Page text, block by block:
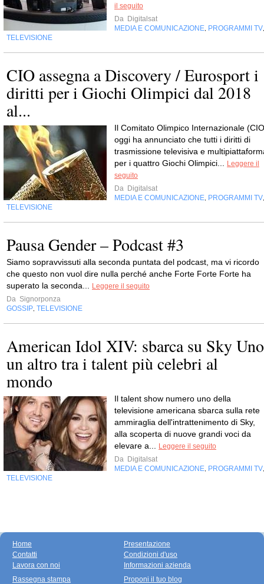
il seguito
Da Digitalsat
MEDIA E COMUNICAZIONE PROGRAMMI TV
TELEVISIONE
CIO assegna a Discovery / Eurosport i
diritti per i Giochi Olimpici dal 2018
al...
Il Comitato Olimpico Internazionale
oggi ha annunciato che tutti i diritti di
trasmissione televisiva e
per i quattro Giochi Olimpici...
Leggere il
seguito
Da Digitalsat
MEDIA E COMUNICAZIONE PROGRAMMI TV
TELEVISIONE
Pausa Gender – Podcast #3
Siamo sopravvissuti alla seconda puntata del podcast, ma vi ricordo
che questo non vuol dire nulla perché anche Forte Forte Forte ha
superato la seconda...
Leggere il seguito
Da Signorponza
GOSSIP TELEVISIONE
American Idol XIV: sbarca su Sky Uno
un altro tra i talent più celebri al
mondo
Il talent show numero uno della
televisione americana sbarca sulla rete
ammiraglia dell'intrattenimento di Sky,
alla scoperta di nuove grandi voci da
elevare a...
Leggere il seguito
Da Digitalsat
MEDIA E COMUNICAZIONE PROGRAMMI TV
TELEVISIONE
Home
Contatti
Lavora con noi
Presentazione
Condizioni d'uso
Informazioni azienda
Rassegna stampa
Proponi il tuo blog